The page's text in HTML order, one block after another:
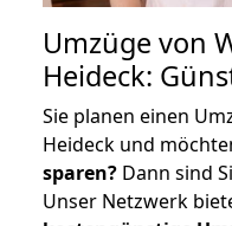
Umzüge von
Heideck:
Sie planen einen
Heideck und
sparen? Dann sind
Unser Netzwerk